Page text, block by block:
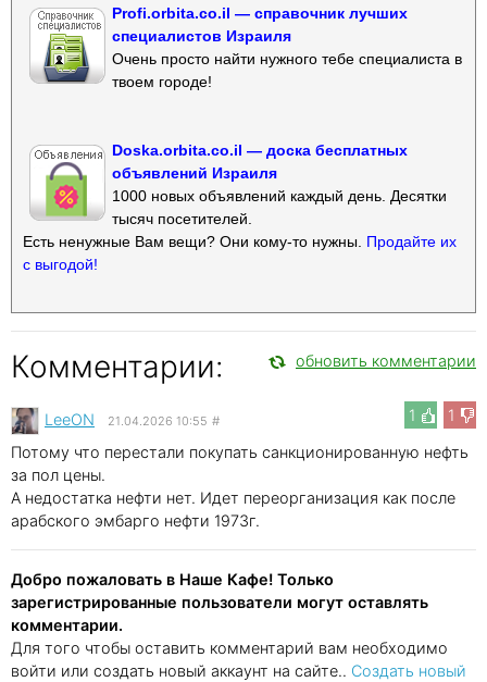
Profi.orbita.co.il — справочник лучших
специалистов Израиля
Очень просто найти нужного тебе специалиста в
твоем городе!
Doska.orbita.co.il — доска бесплатных
объявлений Израиля
1000 новых объявлений каждый день. Десятки
тысяч посетителей.
Есть ненужные Вам вещи? Они кому-то нужны. Продайте их
с выгодой!
Комментарии: обновить комментарии
1 1
LeeON 21.04.2026 10:55 #
Потому что перестали покупать санкционированную нефть
за пол цены.
А недостатка нефти нет. Идет переорганизация как после
арабского эмбарго нефти 1973г.
Добро пожаловать в Наше Кафе! Только
зарегистрированные пользователи могут оставлять
комментарии.
Для того чтобы оставить комментарий вам необходимо
войти или создать новый аккаунт на сайте.. Создать новый